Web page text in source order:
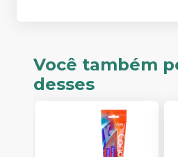
Você também
desses